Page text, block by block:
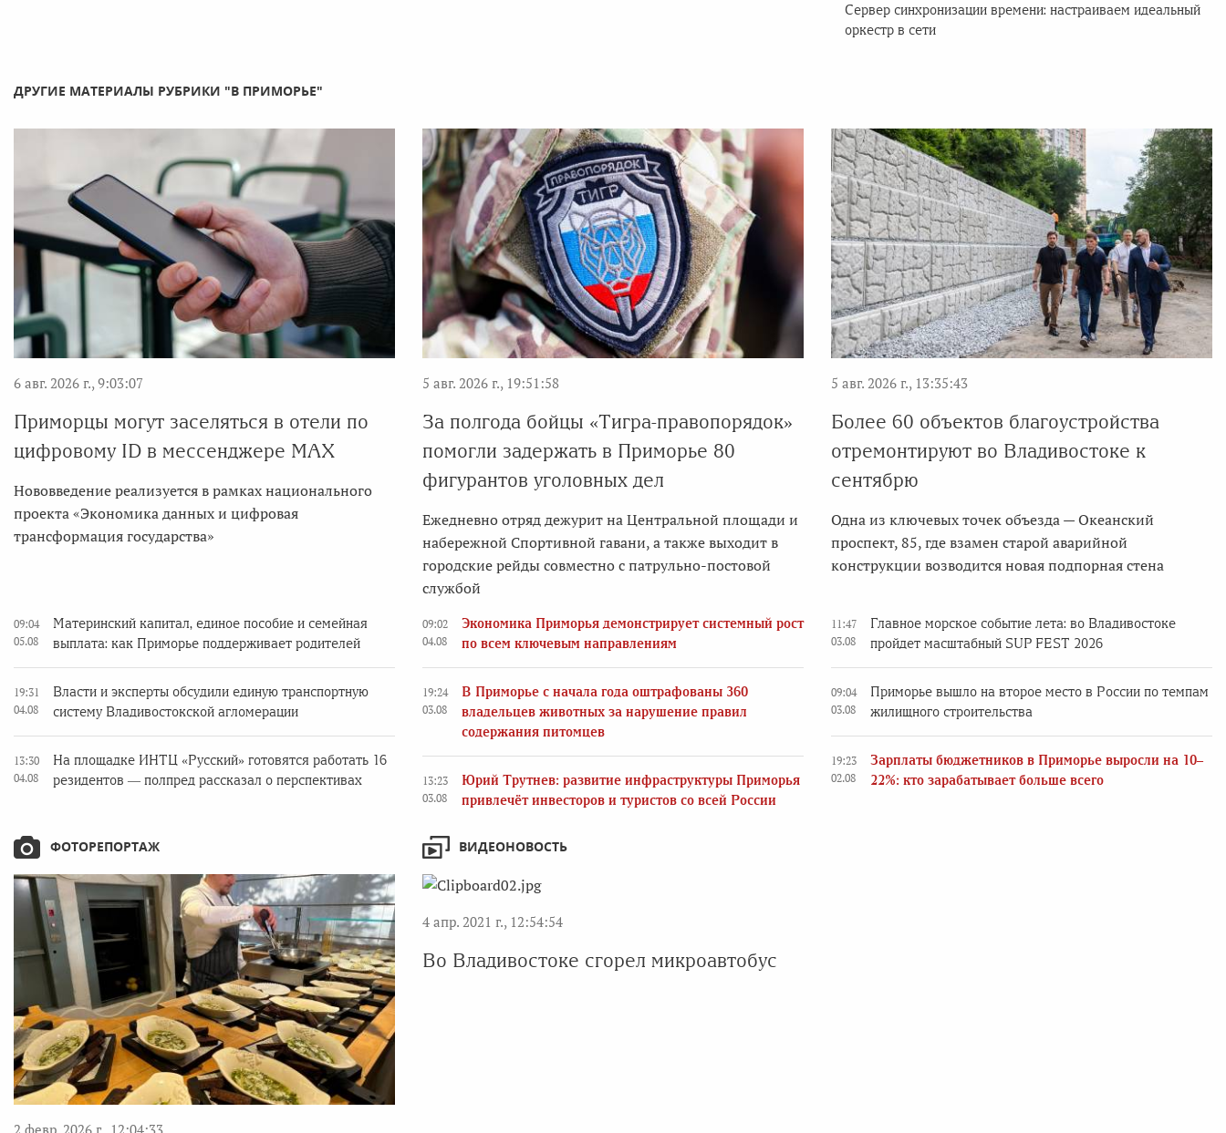
Сервер синхронизации времени: настраиваем идеальный
оркестр в сети
ДРУГИЕ МАТЕРИАЛЫ РУБРИКИ "В ПРИМОРЬЕ"
6 авг. 2026 г., 9:03:07
Приморцы могут заселяться в отели по
цифровому ID в мессенджере MAX
Нововведение реализуется в рамках национального
проекта «Экономика данных и цифровая
трансформация государства»
5 авг. 2026 г., 19:51:58
За полгода бойцы «Тигра-правопорядок»
помогли задержать в Приморье 80
фигурантов уголовных дел
Ежедневно отряд дежурит на Центральной площади и
набережной Спортивной гавани, а также выходит в
городские рейды совместно с патрульно-постовой
службой
5 авг. 2026 г., 13:35:43
Более 60 объектов благоустройства
отремонтируют во Владивостоке к
сентябрю
Одна из ключевых точек объезда — Океанский
проспект, 85, где взамен старой аварийной
конструкции возводится новая подпорная стена
09:04
05.08
Материнский капитал, единое пособие и семейная
выплата: как Приморье поддерживает родителей
19:31
04.08
Власти и эксперты обсудили единую транспортную
систему Владивостокской агломерации
13:30
04.08
На площадке ИНТЦ «Русский» готовятся работать 16
резидентов — полпред рассказал о перспективах
09:02
04.08
Экономика Приморья демонстрирует системный рост
по всем ключевым направлениям
19:24
03.08
В Приморье с начала года оштрафованы 360
владельцев животных за нарушение правил
содержания питомцев
13:23
03.08
Юрий Трутнев: развитие инфраструктуры Приморья
привлечёт инвесторов и туристов со всей России
11:47
03.08
Главное морское событие лета: во Владивостоке
пройдет масштабный SUP FEST 2026
09:04
03.08
Приморье вышло на второе место в России по темпам
жилищного строительства
19:23
02.08
Зарплаты бюджетников в Приморье выросли на 10–
22%: кто зарабатывает больше всего
ФОТОРЕПОРТАЖ
2 февр. 2026 г., 12:04:33
ВИДЕОНОВОСТЬ
4 апр. 2021 г., 12:54:54
Во Владивостоке сгорел микроавтобус